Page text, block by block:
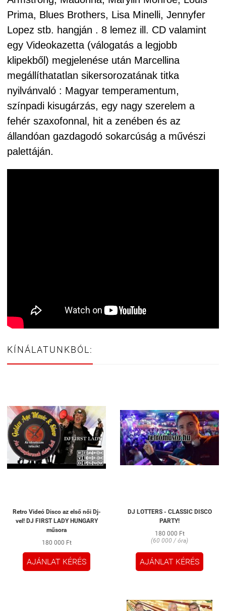
Prima, Blues Brothers, Lisa Minelli, Jennyfer
Lopez stb. hangján . 8 lemez ill. CD valamint
egy Videokazetta (válogatás a legjobb
klipekből) megjelenése után Marcellina
megállíthatatlan sikersorozatának titka
nyilvánvaló : Magyar temperamentum,
színpadi kisugárzás, egy nagy szerelem a
fehér szaxofonnal, hit a zenében és az
állandóan gazdagodó sokarcúság a művészi
palettáján.
KÍNÁLATUNKBÓL:
Retro Videó Disco az első női Dj-
vel! DJ FIRST LADY HUNGARY
műsora
180 000 Ft
AJÁNLAT KÉRÉS
DJ LOTTERS - CLASSIC DISCO
PARTY!
180 000 Ft
(60 000 / óra)
AJÁNLAT KÉRÉS